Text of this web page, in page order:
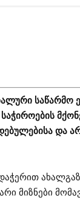
საწარმო
და
მიზნები